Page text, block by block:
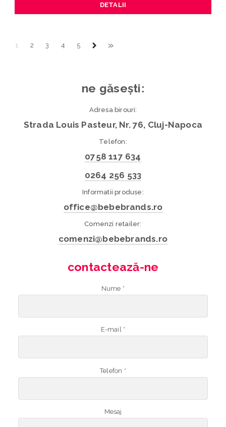
DETALII
1 2 3 4 5 »
ne găsești:
Adresa birouri:
Strada Louis Pasteur, Nr. 76, Cluj-Napoca
Telefon:
0758 117 634
0264 256 533
Informatii produse:
office@bebebrands.ro
Comenzi retailer:
comenzi@bebebrands.ro
contactează-ne
Nume *
E-mail *
Telefon *
Mesaj